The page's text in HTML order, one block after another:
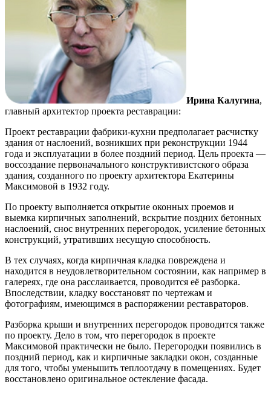
Ирина Калугина,
главный архитектор проекта реставрации:
Проект реставрации фабрики-кухни предполагает расчистку
здания от наслоений, возникших при реконструкции 1944
года и эксплуатации в более поздний период. Цель проекта —
воссоздание первоначального конструктивистского образа
здания, созданного по проекту архитектора Екатерины
Максимовой в 1932 году.
По проекту выполняется открытие оконных проемов и
выемка кирпичных заполнений, вскрытие поздних бетонных
наслоений, снос внутренних перегородок, усиление бетонных
конструкций, утративших несущую способность.
В тех случаях, когда кирпичная кладка повреждена и
находится в неудовлетворительном состоянии, как например в
галереях, где она расслаивается, проводится её разборка.
Впоследствии, кладку восстановят по чертежам и
фотографиям, имеющимся в распоряжении реставраторов.
Разборка крыши и внутренних перегородок проводится также
по проекту. Дело в том, что перегородок в проекте
Максимовой практически не было. Перегородки появились в
поздний период, как и кирпичные закладки окон, созданные
для того, чтобы уменьшить теплоотдачу в помещениях. Будет
восстановлено оригинальное остекление фасада.